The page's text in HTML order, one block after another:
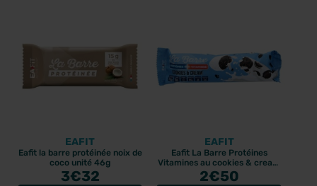
EAFIT
Eafit la barre protéinée noix de
coco unité 46g
3€32
EAFIT
Eafit La Barre Protéines
Vitamines au cookies & cream
49gr
2€50